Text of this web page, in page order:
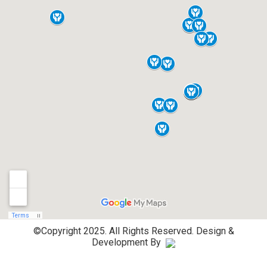
©Copyright 2025. All Rights Reserved. Design &
Development By